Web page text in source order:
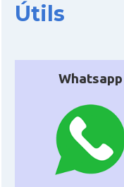
Útils
Whatsapp